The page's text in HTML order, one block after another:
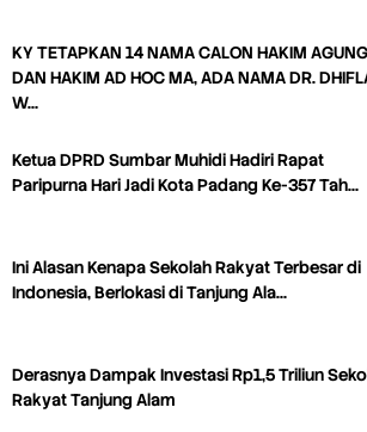
KY TETAPKAN 14 NAMA CALON HAKIM AGUNG
DAN HAKIM AD HOC MA, ADA NAMA DR.
W…
Ketua DPRD Sumbar Muhidi Hadiri Rapat
Paripurna Hari Jadi Kota Padang Ke-357 Tah…
Ini Alasan Kenapa Sekolah Rakyat Terbesar di
Indonesia, Berlokasi di Tanjung Ala…
Derasnya Dampak Investasi Rp1,5 Triliun
Rakyat Tanjung Alam